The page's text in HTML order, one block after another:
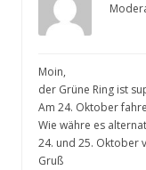
Moin,
der Grüne Ring ist
Am 24. Oktober
Wie währe es
24. und 25. Oktober
Gruß